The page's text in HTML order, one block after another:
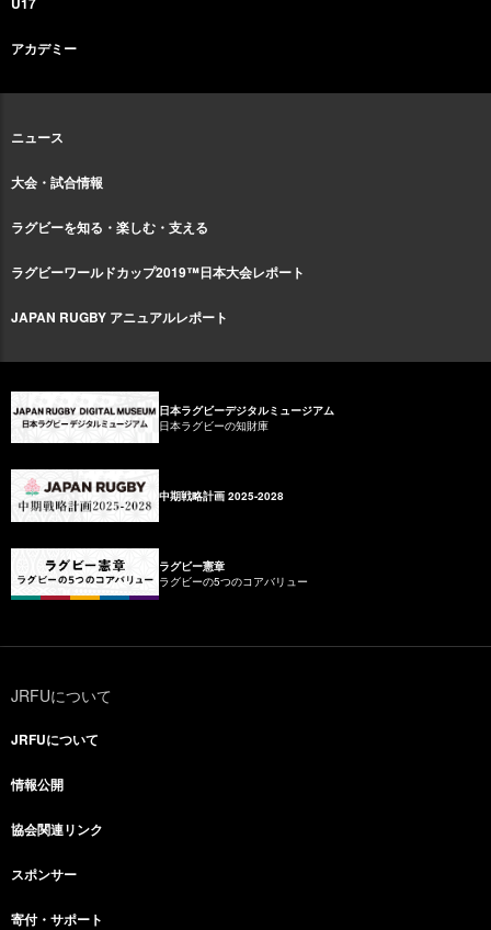
アカデミー
ニュース
大会・試合情報
ラグビーを知る・楽しむ・支える
ラグビーワールドカップ2019™日本大会レポート
JAPAN RUGBY アニュアルレポート
日本ラグビーデジタルミュージアム
日本ラグビーの知財庫
中期戦略計画 2025-2028
ラグビー憲章
ラグビーの5つのコアバリュー
JRFUについて
JRFUについて
情報公開
協会関連リンク
スポンサー
寄付・サポート